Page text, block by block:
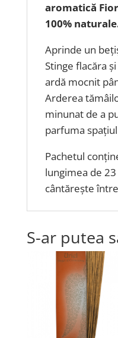
aromatică
100%
Aprinde un
Stinge flacăra
ardă mocnit
Arderea
minunat de a
parfuma
Pachetul
lungimea de
cântărește
S-ar putea